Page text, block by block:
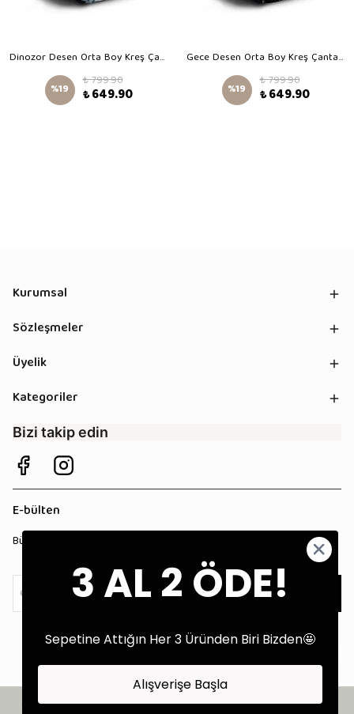
Dinozor Desen Orta Boy Kreş Çantası
%19 ₺ 799.90
₺ 649.90
Gece Desen Orta Boy Kreş Çantası
%19 ₺ 799.90
₺ 649.90
Kurumsal
Sözleşmeler
Üyelik
Kategoriler
Bizi takip edin
E-bülten
Bültenimize kaydolun, tüm kampanyalardan anında haberdar olun!
©2025 Tüm Hakları Saklıdır - Tekstil Performans Pazarlama Ajansı:
3 AL 2 ÖDE!
Sepetine Attığın Her 3 Üründen Biri Bizden🤩
Alışverişe Başla